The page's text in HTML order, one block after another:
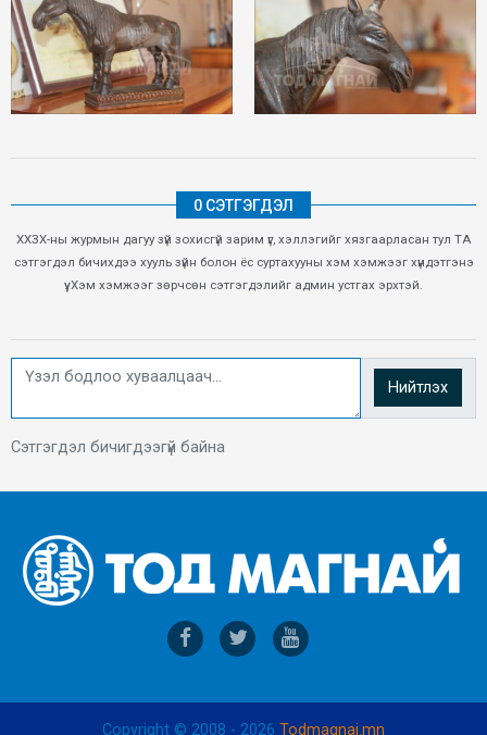
0 СЭТГЭГДЭЛ
ХХЗХ-ны журмын дагуу зүй зохисгүй зарим үг, хэллэгийг хязгаарласан тул ТА
сэтгэгдэл бичихдээ хууль зүйн болон ёс суртахууны хэм хэмжээг хүндэтгэнэ
үү. Хэм хэмжээг зөрчсөн сэтгэгдэлийг админ устгах эрхтэй.
Нийтлэх
Сэтгэгдэл бичигдээгүй байна
Copyright © 2008 - 2026 Todmagnai.mn